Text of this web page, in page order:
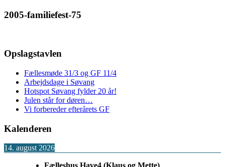
2005-familiefest-75
Opslagstavlen
Fællesmøde 31/3 og GF 11/4
Arbejdsdage i Søvang
Hotspot Søvang fylder 20 år!
Julen står for døren…
Vi forbereder efterårets GF
Kalenderen
14. august 2026